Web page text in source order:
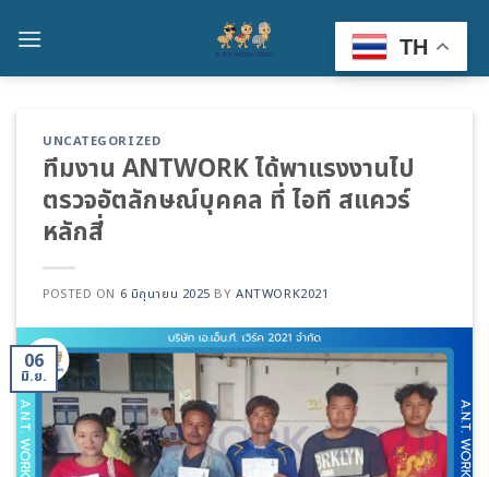
UNCATEGORIZED
ทีมงาน ANTWORK ได้พาแรงงานไป
ตรวจอัตลักษณ์บุคคล ที่ ไอที สแควร์
หลักสี่
POSTED ON 6 มิถุนายน 2025 BYANTWORK2021
06
มิ.ย.
TH